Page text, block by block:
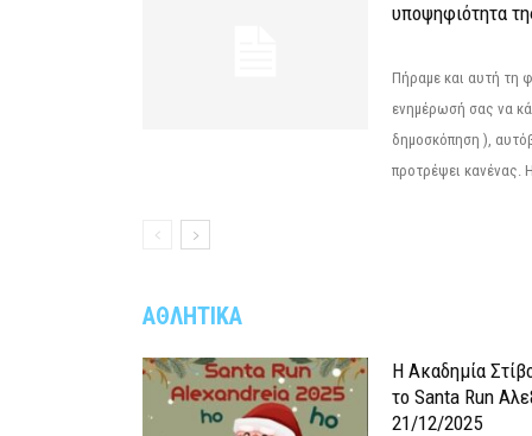
υποψηφιότητα
Πήραμε και αυτή τη
ενημέρωσή σας να
δημοσκόπηση ),
προτρέψει κανένας.
ΑΘΛΗΤΙΚΑ
Η Ακαδημία
το Santa Run
21/12/2025